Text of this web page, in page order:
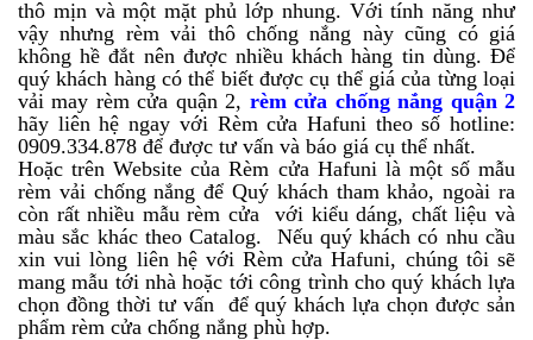
thô mịn và một mặt phủ lớp nhung. Với tính năng như
vậy nhưng rèm vải thô chống nắng này cũng có giá
không hề đắt nên được nhiều khách hàng tin dùng. Để
quý khách hàng có thể biết được cụ thể giá của từng loại
vải may rèm cửa quận 2, rèm cửa chống nắng quận 2
hãy liên hệ ngay với Rèm cửa Hafuni theo số hotline:
0909.334.878 để được tư vấn và báo giá cụ thể nhất.
Hoặc trên Website của Rèm cửa Hafuni là một số mẫu
rèm vải chống nắng để Quý khách tham khảo, ngoài ra
còn rất nhiều mẫu rèm cửa với kiểu dáng, chất liệu và
màu sắc khác theo Catalog. Nếu quý khách có nhu cầu
xin vui lòng liên hệ với Rèm cửa Hafuni, chúng tôi sẽ
mang mẫu tới nhà hoặc tới công trình cho quý khách lựa
chọn đồng thời tư vấn để quý khách lựa chọn được sản
phẩm rèm cửa chống nắng phù hợp.